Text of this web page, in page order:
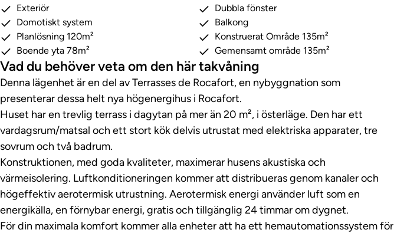
Exteriör
Dubbla fönster
Domotiskt system
Balkong
Planlösning 120m²
Konstruerat Område 135m²
Boende yta 78m²
Gemensamt område 135m²
Vad du behöver veta om den här takvåning
Denna lägenhet är en del av Terrasses de Rocafort, en nybyggnation som
presenterar dessa helt nya högenergihus i Rocafort.
Huset har en trevlig terrass i dagytan på mer än 20 m², i österläge. Den har ett
vardagsrum/matsal och ett stort kök delvis utrustat med elektriska apparater, tre
sovrum och två badrum.
Konstruktionen, med goda kvaliteter, maximerar husens akustiska och
värmeisolering. Luftkonditioneringen kommer att distribueras genom kanaler och
högeffektiv aerotermisk utrustning. Aerotermisk energi använder luft som en
energikälla, en förnybar energi, gratis och tillgänglig 24 timmar om dygnet.
För din maximala komfort kommer alla enheter att ha ett hemautomationssystem för